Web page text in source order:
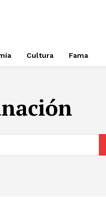
Cultura Fama